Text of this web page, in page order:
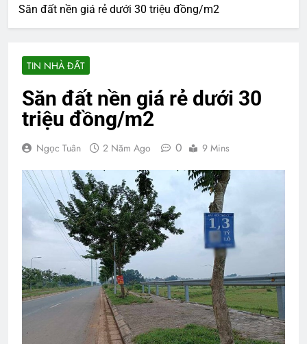
Săn đất nền giá rẻ dưới 30 triệu đồng/m2
TIN NHÀ ĐẤT
Săn đất nền giá rẻ dưới 30
triệu đồng/m2
Ngọc Tuân 2 Năm Ago 0 9 Mins